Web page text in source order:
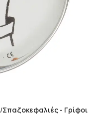
Σπαζοκεφαλιές - Γρίφοι